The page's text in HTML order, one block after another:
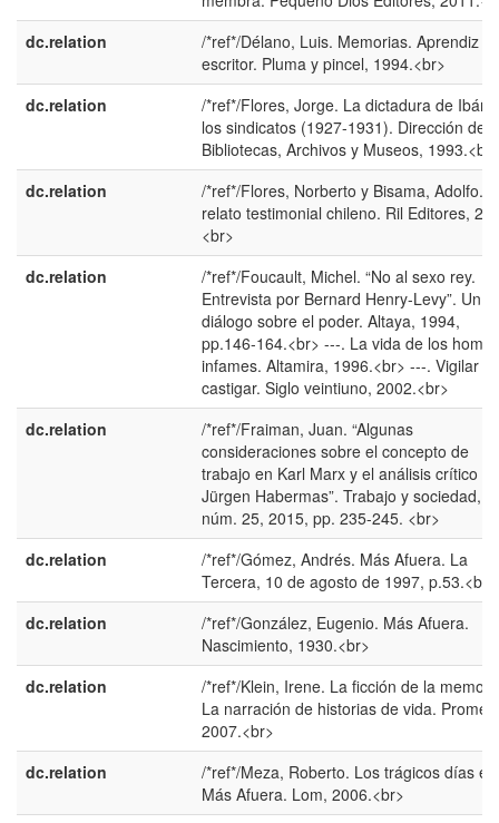
dc.relation
/*ref*/Délano, Luis. Memorias. Aprendiz
escritor. Pluma y pincel, 1994.<br>
dc.relation
/*ref*/Flores, Jorge. La dictadura de
los sindicatos (1927-1931). Dirección de
Bibliotecas, Archivos y Museos, 1993.<br>
dc.relation
/*ref*/Flores, Norberto y Bisama, Adolfo.
relato testimonial chileno. Ril Editores,
<br>
dc.relation
/*ref*/Foucault, Michel. “No al sexo rey.
Entrevista por Bernard Henry-Levy”. Un
diálogo sobre el poder. Altaya, 1994,
pp.146-164.<br> ---. La vida de los
infames. Altamira, 1996.<br> ---. Vigilar y
castigar. Siglo veintiuno, 2002.<br>
dc.relation
/*ref*/Fraiman, Juan. “Algunas
consideraciones sobre el concepto de
trabajo en Karl Marx y el análisis crítico de
Jürgen Habermas”. Trabajo y sociedad,
núm. 25, 2015, pp. 235-245. <br>
dc.relation
/*ref*/Gómez, Andrés. Más Afuera. La
Tercera, 10 de agosto de 1997, p.53.<br>
dc.relation
/*ref*/González, Eugenio. Más Afuera.
Nascimiento, 1930.<br>
dc.relation
/*ref*/Klein, Irene. La ficción de la
La narración de historias de vida.
2007.<br>
dc.relation
/*ref*/Meza, Roberto. Los trágicos días en
Más Afuera. Lom, 2006.<br>